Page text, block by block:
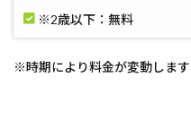
※2歳以下：無料
※時期により料金が変動します